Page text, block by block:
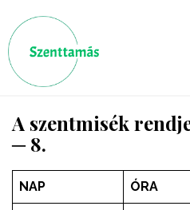
A szentmisék
─ 8.
NAP ÓRA